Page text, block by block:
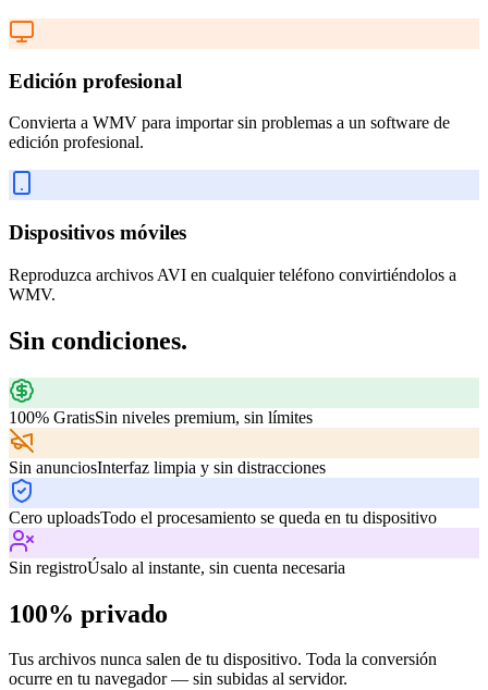
Edición profesional
Convierta a WMV para importar sin problemas a un software de
edición profesional.
Dispositivos móviles
Reproduzca archivos AVI en cualquier teléfono convirtiéndolos a
WMV.
Sin condiciones.
100% GratisSin niveles premium, sin límites
Sin anunciosInterfaz limpia y sin distracciones
Cero uploadsTodo el procesamiento se queda en tu dispositivo
Sin registroÚsalo al instante, sin cuenta necesaria
100% privado
Tus archivos nunca salen de tu dispositivo. Toda la conversión
ocurre en tu navegador — sin subidas al servidor.